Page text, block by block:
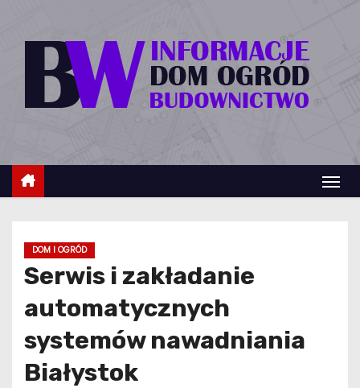
o
DOM I OGRÓD
Serwis i zakładanie
automatycznych
systemów nawadniania
Białystok